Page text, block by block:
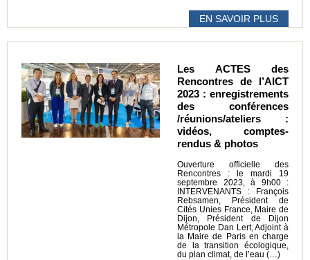
EN SAVOIR PLUS
Les ACTES des
Rencontres de l’AICT
2023 : enregistrements
des conférences
/réunions/ateliers :
vidéos, comptes-
rendus & photos
Ouverture officielle des
Rencontres : le mardi 19
septembre 2023, à 9h00 :
INTERVENANTS : François
Rebsamen, Président de
Cités Unies France, Maire de
Dijon, Président de Dijon
Métropole Dan Lert, Adjoint à
la Maire de Paris en charge
de la transition écologique,
du plan climat, de l’eau (…)